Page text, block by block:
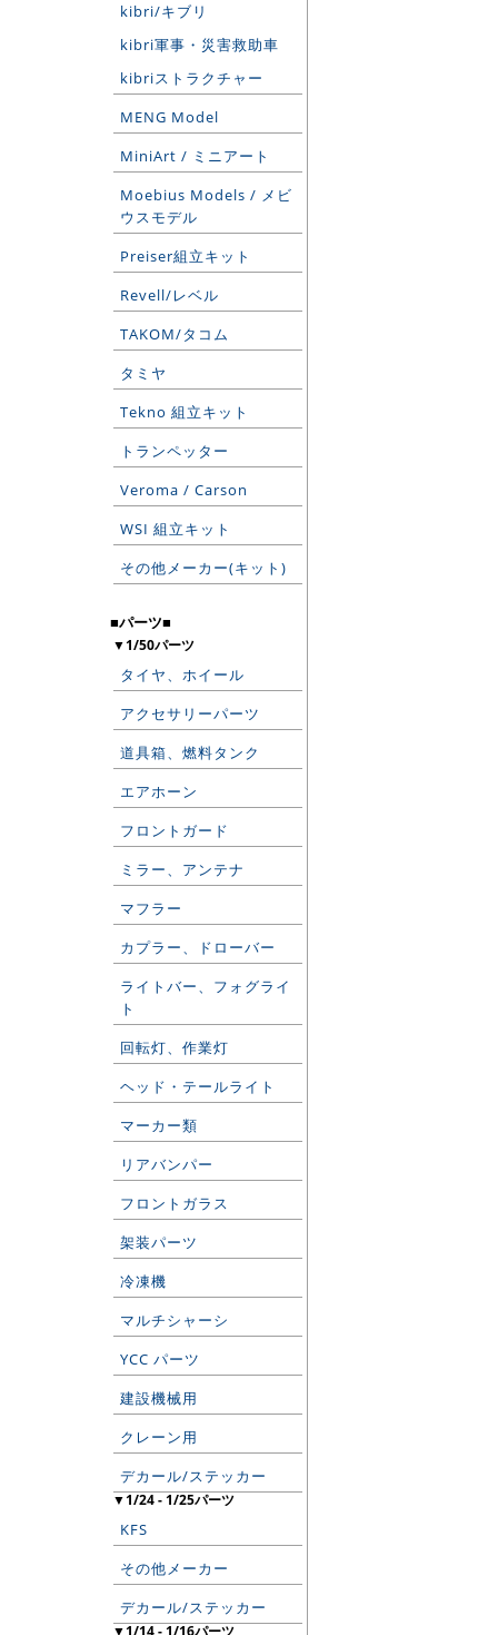
kibri/キブリ
kibri軍事・災害救助車
kibriストラクチャー
MENG Model
MiniArt / ミニアート
Moebius Models / メビ
ウスモデル
Preiser組立キット
Revell/レベル
TAKOM/タコム
タミヤ
Tekno 組立キット
トランペッター
Veroma / Carson
WSI 組立キット
その他メーカー(キット)
■パーツ■
▼1/50パーツ
タイヤ、ホイール
アクセサリーパーツ
道具箱、燃料タンク
エアホーン
フロントガード
ミラー、アンテナ
マフラー
カプラー、ドローバー
ライトバー、フォグライ
ト
回転灯、作業灯
ヘッド・テールライト
マーカー類
リアバンパー
フロントガラス
架装パーツ
冷凍機
マルチシャーシ
YCC パーツ
建設機械用
クレーン用
デカール/ステッカー
▼1/24 - 1/25パーツ
KFS
その他メーカー
デカール/ステッカー
▼1/14 - 1/16パーツ